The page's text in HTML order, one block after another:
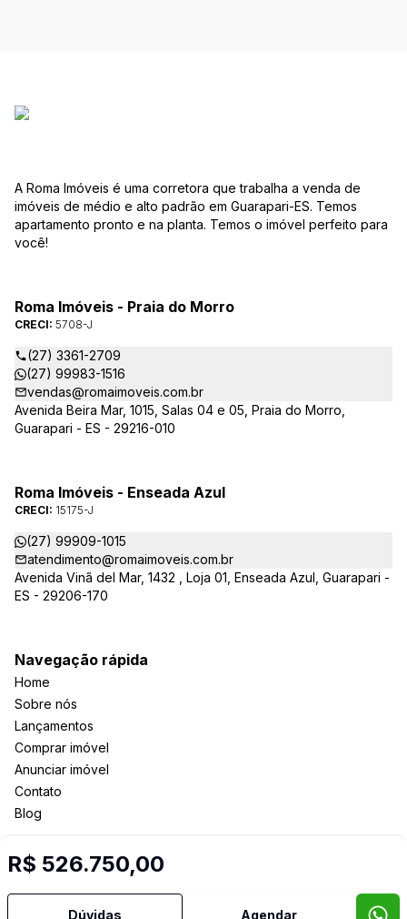
R$ 526.750,00
Dúvidas Agendar
A Roma Imóveis é uma corretora que trabalha a venda de
imóveis de médio e alto padrão em Guarapari-ES. Temos
apartamento pronto e na planta. Temos o imóvel perfeito para
você!
Roma Imóveis - Praia do Morro
CRECI: 5708-J
(27) 3361-2709
(27) 99983-1516
vendas@romaimoveis.com.br
Avenida Beira Mar, 1015, Salas 04 e 05, Praia do Morro,
Guarapari - ES - 29216-010
Roma Imóveis - Enseada Azul
CRECI: 15175-J
(27) 99909-1015
atendimento@romaimoveis.com.br
Avenida Vinã del Mar, 1432 , Loja 01, Enseada Azul, Guarapari -
ES - 29206-170
Navegação rápida
Home
Sobre nós
Lançamentos
Comprar imóvel
Anunciar imóvel
Contato
Blog
Selo de Tecnologia Loft